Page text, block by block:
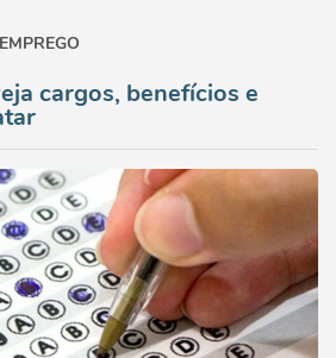
cargos, benefícios e